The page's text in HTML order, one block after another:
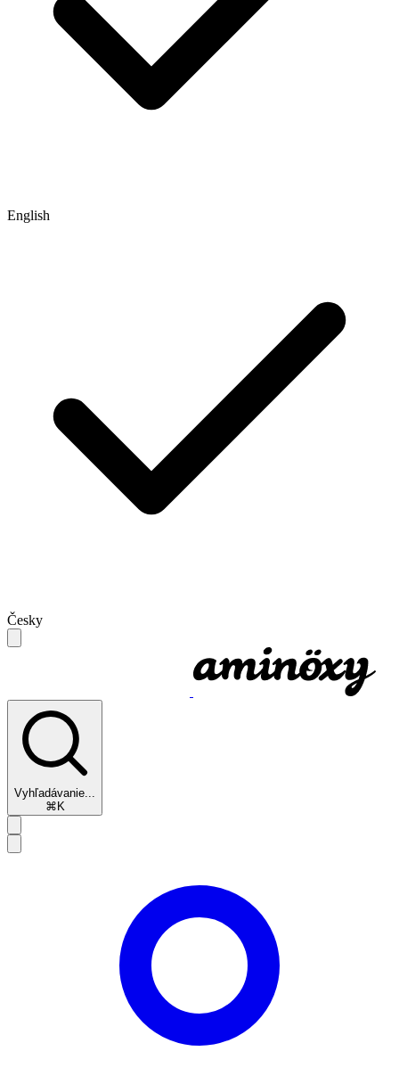
English
Česky
Vyhľadávanie...
⌘K